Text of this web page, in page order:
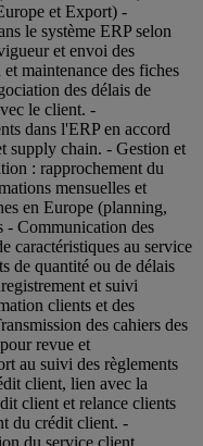
et Export) -
le système ERP selon
et envoi des
maintenance des fiches
des délais de
le client. -
dans l'ERP en accord
supply chain. - Gestion et
: rapprochement du
mensuelles et
en Europe (planning,
Communication des
caractéristiques au service
de quantité ou de délais
et suivi
clients et des
des cahiers des
revue et
au suivi des règlements
client, lien avec la
client et relance clients
du crédit client. -